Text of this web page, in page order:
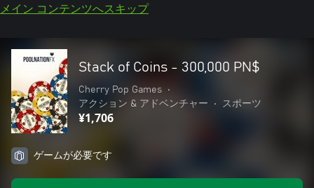
メイン コンテンツへスキップ
Stack of Coins - 300,000 PN$
Cherry Pop Games
•
アクション & アドベンチャー
• スポーツ
¥1,706
ゲームが必要です